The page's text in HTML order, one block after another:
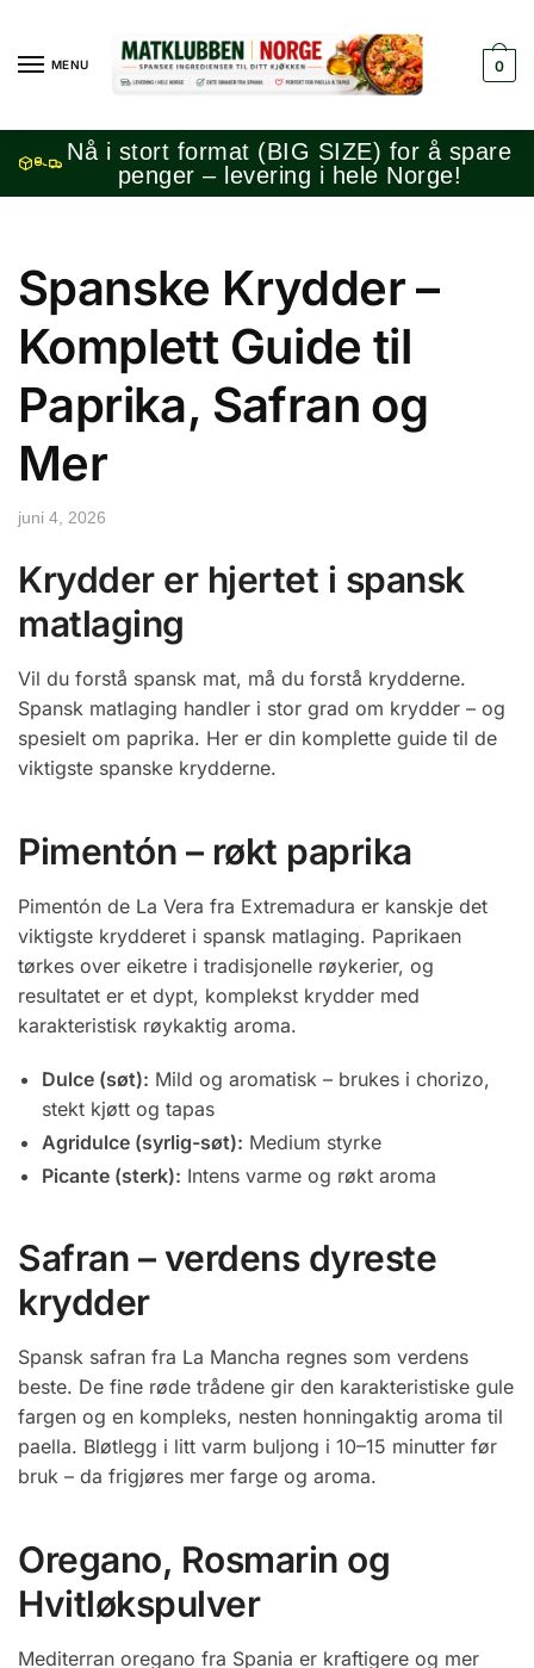
navigation
contentMENU 0
Nå i stort format (BIG SIZE) for å spare
penger – levering i hele Norge!
Spanske Krydder –
Komplett Guide til
Paprika, Safran og
Mer
juni 4, 2026
Krydder er hjertet i spansk
matlaging
Vil du forstå spansk mat, må du forstå krydderne.
Spansk matlaging handler i stor grad om krydder – og
spesielt om paprika. Her er din komplette guide til de
viktigste spanske krydderne.
Pimentón – røkt paprika
Pimentón de La Vera fra Extremadura er kanskje det
viktigste krydderet i spansk matlaging. Paprikaen
tørkes over eiketre i tradisjonelle røykerier, og
resultatet er et dypt, komplekst krydder med
karakteristisk røykaktig aroma.
Dulce (søt): Mild og aromatisk – brukes i chorizo,
stekt kjøtt og tapas
Agridulce (syrlig-søt): Medium styrke
Picante (sterk): Intens varme og røkt aroma
Safran – verdens dyreste
krydder
Spansk safran fra La Mancha regnes som verdens
beste. De fine røde trådene gir den karakteristiske gule
fargen og en kompleks, nesten honningaktig aroma til
paella. Bløtlegg i litt varm buljong i 10–15 minutter før
bruk – da frigjøres mer farge og aroma.
Oregano, Rosmarin og
Hvitløkspulver
Mediterran oregano fra Spania er kraftigere og mer